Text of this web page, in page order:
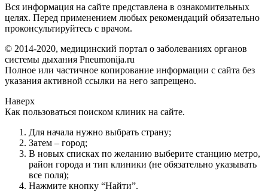
Вся информация на сайте представлена в ознакомительных
целях. Перед применением любых рекомендаций обязательно
проконсультируйтесь с врачом.
© 2014-2020, медицинский портал о заболеваниях органов
системы дыхания Pneumonija.ru
Полное или частичное копирование информации с сайта без
указания активной ссылки на него запрещено.
Наверх
Как пользоваться поиском клиник на сайте.
Для начала нужно выбрать страну;
Затем – город;
В новых списках по желанию выберите станцию метро,
район города и тип клиники (не обязательно указывать
все поля);
Нажмите кнопку “Найти”.